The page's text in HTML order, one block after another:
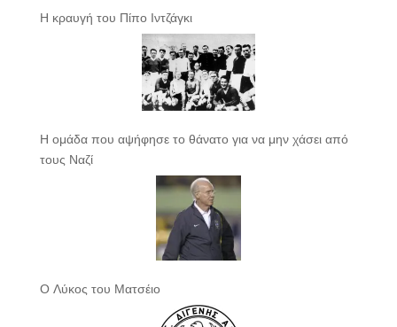
Η κραυγή του Πίπο Ιντζάγκι
Η ομάδα που αψήφησε το θάνατο για να μην χάσει από
τους Ναζί
Ο Λύκος του Ματσέιο